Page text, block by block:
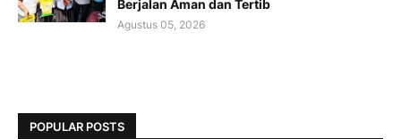
Berjalan Aman dan Tertib
Agustus 05, 2026
POPULAR POSTS